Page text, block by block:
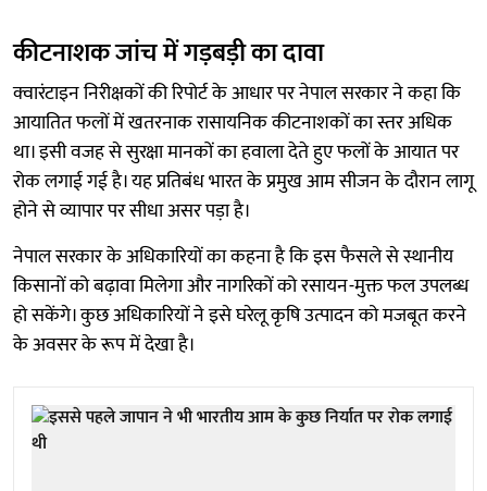
कीटनाशक जांच में गड़बड़ी का दावा
क्वारंटाइन निरीक्षकों की रिपोर्ट के आधार पर नेपाल सरकार ने कहा कि
आयातित फलों में खतरनाक रासायनिक कीटनाशकों का स्तर अधिक
था। इसी वजह से सुरक्षा मानकों का हवाला देते हुए फलों के आयात पर
रोक लगाई गई है। यह प्रतिबंध भारत के प्रमुख आम सीजन के दौरान लागू
होने से व्यापार पर सीधा असर पड़ा है।
नेपाल सरकार के अधिकारियों का कहना है कि इस फैसले से स्थानीय
किसानों को बढ़ावा मिलेगा और नागरिकों को रसायन-मुक्त फल उपलब्ध
हो सकेंगे। कुछ अधिकारियों ने इसे घरेलू कृषि उत्पादन को मजबूत करने
के अवसर के रूप में देखा है।